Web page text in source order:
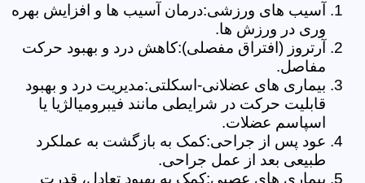
آسیب های ورزشی:درمان آسیب ها و افزایش بهره
وری در ورزش ها.
آرتروز (افتراق مفصلی):کاهش درد و بهبود حرکت
مفاصل.
بیماری های عضلانی-اسکلتی:مدیریت درد و بهبود
قابلیت حرکت در شرایطی مانند فیبرومیالژیا یا
اسپاسم عضلات.
عود پس از جراحی:کمک به بازگشت به عملکرد
طبیعی بعد از عمل جراحی.
بیماری های عصبی:کمک به بهبود تعادل، قدرت